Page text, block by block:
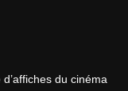
du cinéma